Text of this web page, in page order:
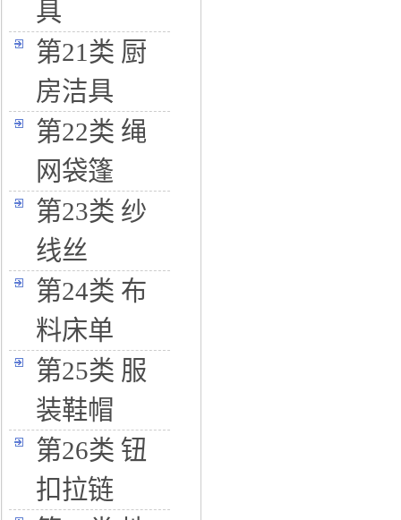
具
第21类 厨
房洁具
第22类 绳
网袋篷
第23类 纱
线丝
第24类 布
料床单
第25类 服
装鞋帽
第26类 钮
扣拉链